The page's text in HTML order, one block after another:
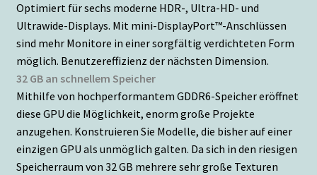
Optimiert für sechs moderne HDR-, Ultra-HD- und
Ultrawide-Displays. Mit mini-DisplayPort™-Anschlüssen
sind mehr Monitore in einer sorgfältig verdichteten Form
möglich. Benutzereffizienz der nächsten Dimension.
32 GB an schnellem Speicher
Mithilfe von hochperformantem GDDR6-Speicher eröffnet
diese GPU die Möglichkeit, enorm große Projekte
anzugehen. Konstruieren Sie Modelle, die bisher auf einer
einzigen GPU als unmöglich galten. Da sich in den riesigen
Speicherraum von 32 GB mehr​ere sehr große Texturen